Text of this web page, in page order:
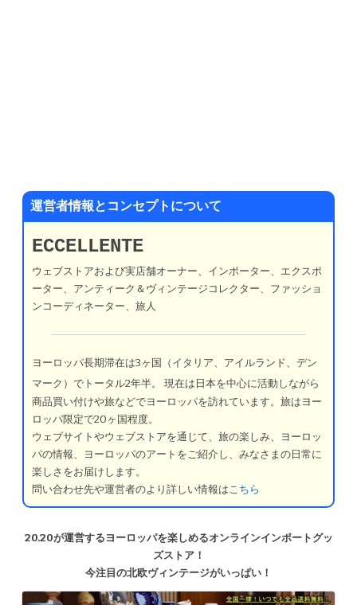
運営者情報とコンセプトについて
ECCELLENTE
ウェブストアおよび実店舗オーナー、インポーター、エクスポ
ーター、アンティーク＆ヴィンテージコレクター、ファッショ
ンコーディネーター、旅人
ヨーロッパ長期滞在は3ヶ国（イタリア、アイルランド、デン
マーク）でトータル2年半。
現在は日本を中心に活動しながら
商品買い付けや旅などでヨーロッパを訪れています。旅はヨー
ロッパ限定で20ヶ国程度。
ウェブサイトやウェブストアを通じて、旅の楽しみ、ヨーロッ
パの情報、ヨーロッパのアートをご紹介し、みなさまの日常に
楽しさをお届けします。
問い合わせ先や運営者のより詳しい情報はこちら
20.20が運営するヨーロッパを楽しめるオンラインインポートグッ
ズストア！
今注目の北欧ヴィンテージがいっぱい！